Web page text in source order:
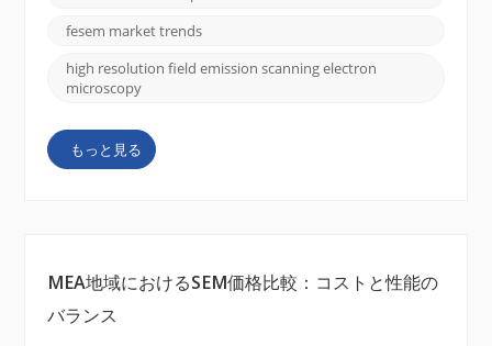
は、特にナノテクノロジー、半導体製造、電池開発な
どの業界がより精密なイメージングの必要性を高める
の投資増加と先端技術により、需要の継続的な成長が
保証されています。この傾向は今後数年間続くため、
ます。CIQTEKは、先端技術を組み合わせた高度なFE-
SEMシステムを提供することにより、この市場成長に
積極的に貢献しています。最先端のイメージング機能
fesem market trends
high resolution field emission scanning electron
microscopy
もっと見る
MEA地域におけるSEM価格比較：コストと性能の
バランス